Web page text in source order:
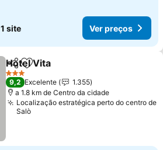
1 site Ver preços
PartilharAdicionar aos favoritos
Hotel Vita
3 Estrelas
9,2 Excelente
1.355
a 1.8 km de Centro da cidade
Localização estratégica perto do centro de
Salò